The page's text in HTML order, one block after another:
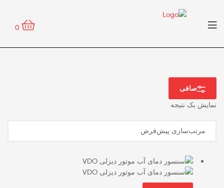
0
منو
صافی
نمایش یک نتیجه